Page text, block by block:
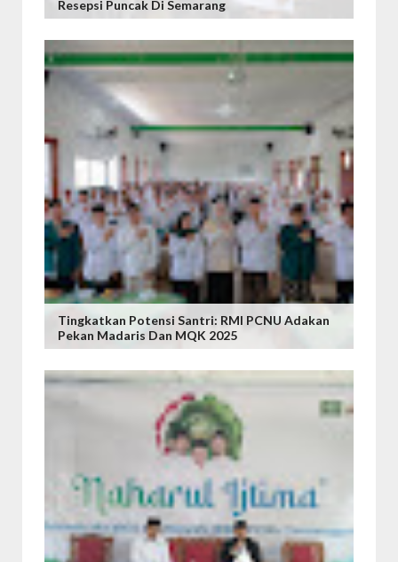
Resepsi Puncak Di Semarang
Tingkatkan Potensi Santri: RMI PCNU Adakan
Pekan Madaris Dan MQK 2025